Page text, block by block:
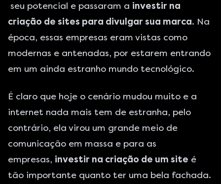
seu potencial e passaram a investir na
criação de sites para divulgar sua marca. Na
época, essas empresas eram vistas como
modernas e antenadas, por estarem entrando
em um ainda estranho mundo tecnológico.
É claro que hoje o cenário mudou muito e a
internet nada mais tem de estranha, pelo
contrário, ela virou um grande meio de
comunicação em massa e para as
empresas, investir na criação de um site é
tão importante quanto ter uma bela fachada.